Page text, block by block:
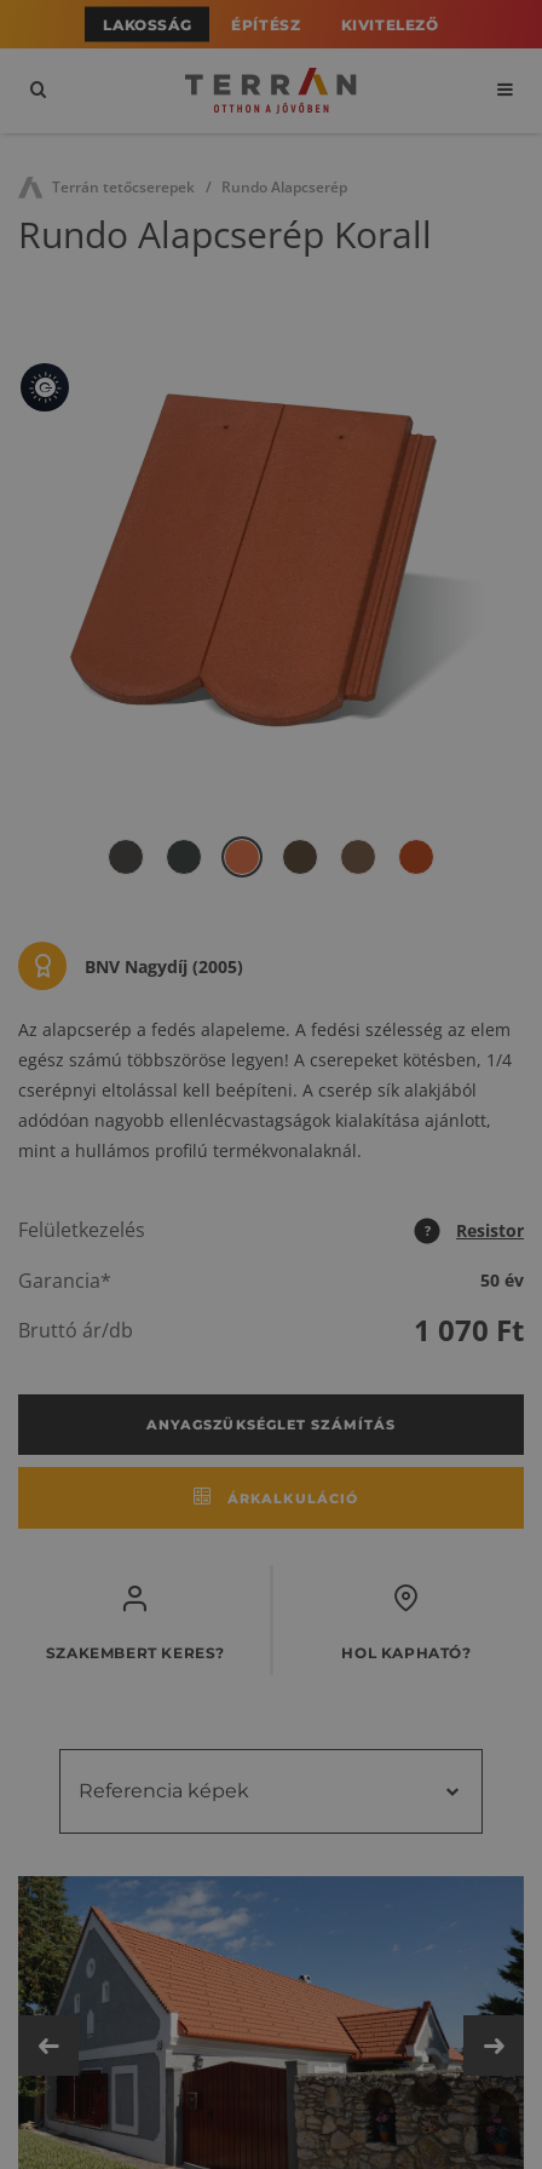
LAKOSSÁG ÉPÍTÉSZ KIVITELEZŐ
Terrán tetőcserepek Rundo Alapcserép
Rundo Alapcserép Korall
BNV Nagydíj (2005)
Az alapcserép a fedés alapeleme. A fedési szélesség az elem
egész számú többszöröse legyen! A cserepeket kötésben, 1/4
cserépnyi eltolással kell beépíteni. A cserép sík alakjából
adódóan nagyobb ellenlécvastagságok kialakítása ajánlott,
mint a hullámos profilú termékvonalaknál.
Felületkezelés ? Resistor
Garancia* 50 év
Bruttó ár/db 1 070 Ft
ANYAGSZÜKSÉGLET SZÁMÍTÁS
ÁRKALKULÁCIÓ
SZAKEMBERT KERES? HOL KAPHATÓ?
Referencia képek
Videók
Kiegészítő cseréptípusok
Fém- és műanyag kiegészítők
Műszaki adatok
képek